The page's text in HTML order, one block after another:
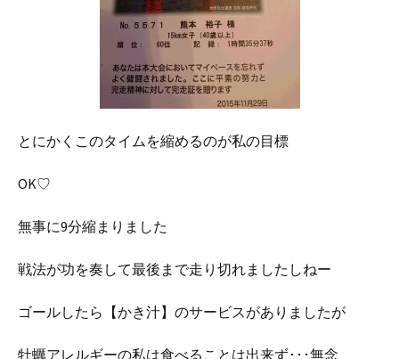
とにかくこのタイムを縮めるのが私の目標
OK♡
無事に9分縮まりました
戦法が功を奏して最後まで走り切れましたしねー
ゴールしたら【かき汁】のサービスがありましたが
牡蠣アレルギーの私は食べることは出来ず･･･無念